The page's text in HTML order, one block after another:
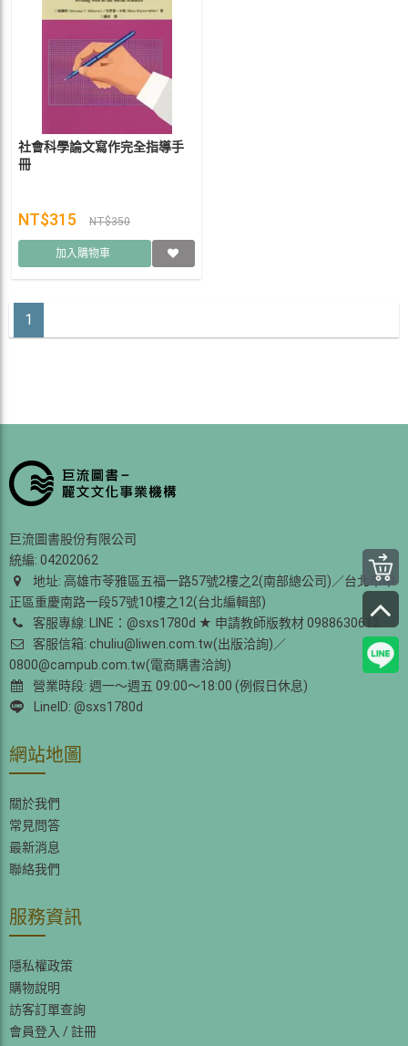
社會科學論文寫作完全指導手
冊
NT$315 NT$350
加入購物車
1
巨流圖書股份有限公司
統編: 04202062
地址: 高雄市苓雅區五福一路57號2樓之2(南部總公司)／台北市中
正區重慶南路一段57號10樓之12(台北編輯部)
客服專線: LINE：@sxs1780d ★ 申請教師版教材 0988630612
客服信箱: chuliu@liwen.com.tw(出版洽詢)／
0800@campub.com.tw(電商購書洽詢)
營業時段: 週一～週五 09:00～18:00 (例假日休息)
LineID: @sxs1780d
網站地圖
關於我們
常見問答
最新消息
聯絡我們
服務資訊
隱私權政策
購物說明
訪客訂單查詢
會員登入 / 註冊